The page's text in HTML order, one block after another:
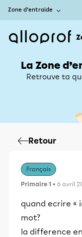
Zone d’entraide
La Zone
Retrouve ta
Retour
Français
Primaire 1 • 6 avril
quand ecrire «
mot?
la difference